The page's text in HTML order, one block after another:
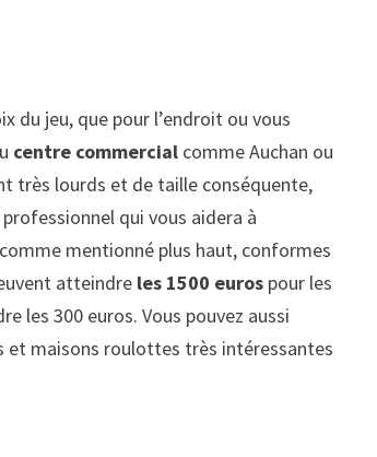
du jeu, que pour l’endroit ou vous
centre commercial comme Auchan ou
très lourds et de taille conséquente,
qui vous aidera à
mentionné plus haut, conformes
atteindre les 1500 euros pour les
les 300 euros. Vous pouvez aussi
et maisons roulottes très intéressantes